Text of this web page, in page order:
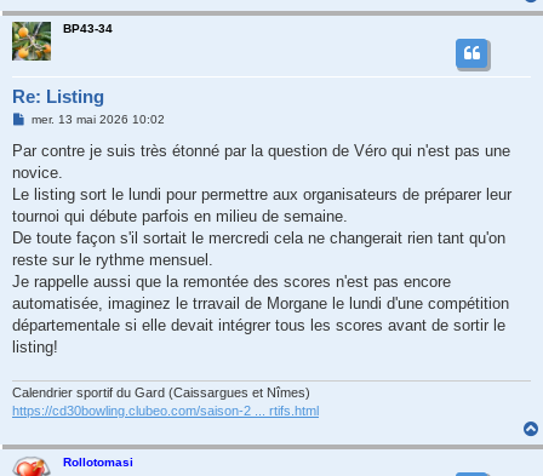
BP43-34
Re: Listing
M
s
a
g
mer. 13 mai 2026 10:02
Par contre je suis très étonné par la question de Véro qui n'est pas une
novice.
Le listing sort le lundi pour permettre aux organisateurs de préparer leur
tournoi qui débute parfois en milieu de semaine.
De toute façon s'il sortait le mercredi cela ne changerait rien tant qu'on
reste sur le rythme mensuel.
Je rappelle aussi que la remontée des scores n'est pas encore
automatisée, imaginez le trravail de Morgane le lundi d'une compétition
départementale si elle devait intégrer tous les scores avant de sortir le
listing!
Calendrier sportif du Gard (Caissargues et Nîmes)
https://cd30bowling.clubeo.com/saison-2 ... rtifs.html
Rollotomasi